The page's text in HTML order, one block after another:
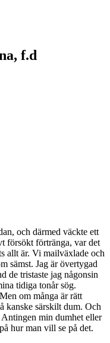
f.d
och därmed väckte ett
försökt förtränga, var det
allt är. Vi mailväxlade och
sämst. Jag är övertygad
de tristaste jag någonsin
tidiga tonår sög.
om många är rätt
kanske särskilt dum. Och
min dumhet eller
hur man vill se på det.